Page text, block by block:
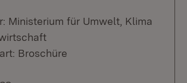
Ministerium für Umwelt, Klima
Broschüre